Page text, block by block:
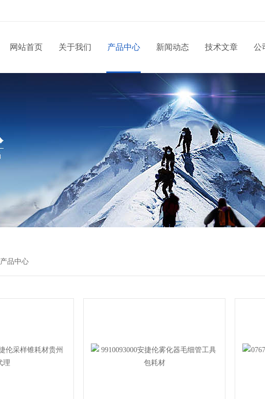
网站首页 关于我们 产品中心 新闻动态 技术文章 公
品中心